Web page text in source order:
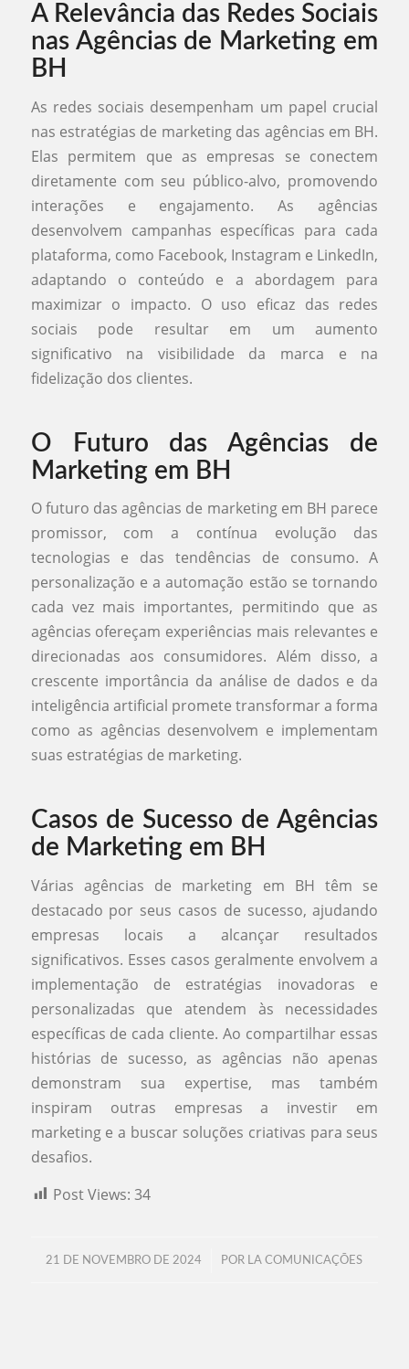
A Relevância das Redes Sociais
nas Agências de Marketing em
BH
As redes sociais desempenham um papel crucial
nas estratégias de marketing das agências em BH.
Elas permitem que as empresas se conectem
diretamente com seu público-alvo, promovendo
interações e engajamento. As agências
desenvolvem campanhas específicas para cada
plataforma, como Facebook, Instagram e LinkedIn,
adaptando o conteúdo e a abordagem para
maximizar o impacto. O uso eficaz das redes
sociais pode resultar em um aumento
significativo na visibilidade da marca e na
fidelização dos clientes.
O Futuro das Agências de
Marketing em BH
O futuro das agências de marketing em BH parece
promissor, com a contínua evolução das
tecnologias e das tendências de consumo. A
personalização e a automação estão se tornando
cada vez mais importantes, permitindo que as
agências ofereçam experiências mais relevantes e
direcionadas aos consumidores. Além disso, a
crescente importância da análise de dados e da
inteligência artificial promete transformar a forma
como as agências desenvolvem e implementam
suas estratégias de marketing.
Casos de Sucesso de Agências
de Marketing em BH
Várias agências de marketing em BH têm se
destacado por seus casos de sucesso, ajudando
empresas locais a alcançar resultados
significativos. Esses casos geralmente envolvem a
implementação de estratégias inovadoras e
personalizadas que atendem às necessidades
específicas de cada cliente. Ao compartilhar essas
histórias de sucesso, as agências não apenas
demonstram sua expertise, mas também
inspiram outras empresas a investir em
marketing e a buscar soluções criativas para seus
desafios.
Post Views: 34
21 DE NOVEMBRO DE 2024
/ POR LA COMUNICAÇÕES